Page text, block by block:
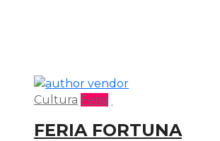
Cultura Feria
FERIA FORTUNA